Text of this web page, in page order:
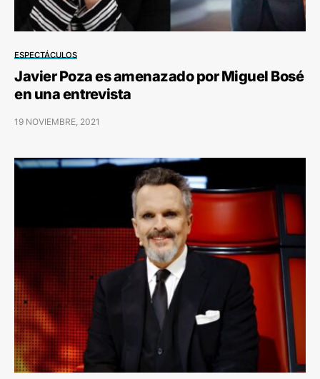
ESPECTÁCULOS
Javier Poza es amenazado por Miguel Bosé
en una entrevista
19 NOVIEMBRE, 2021